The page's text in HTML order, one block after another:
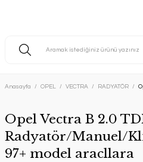
Anasayfa OPEL VECTRA RADYATÖR
Opel Vectra B 2.0
Radyatör/Manuel/
97+ model aracllara